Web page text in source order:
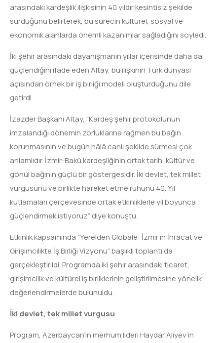
arasındaki kardeşlik ilişkisinin 40 yıldır kesintisiz şekilde
sürdüğünü belirterek, bu sürecin kültürel, sosyal ve
ekonomik alanlarda önemli kazanımlar sağladığını söyledi.
İki şehir arasındaki dayanışmanın yıllar içerisinde daha da
güçlendiğini ifade eden Altay, bu ilişkinin Türk dünyası
açısından örnek bir iş birliği modeli oluşturduğunu dile
getirdi.
İzazder Başkanı Altay, “Kardeş şehir protokolünün
imzalandığı dönemin zorluklarına rağmen bu bağın
korunmasının ve bugün hâlâ canlı şekilde sürmesi çok
anlamlıdır. İzmir-Bakü kardeşliğinin ortak tarih, kültür ve
gönül bağının güçlü bir göstergesidir. İki devlet, tek millet
vurgusunu ve birlikte hareket etme ruhunu 40. Yıl
kutlamaları çerçevesinde ortak etkinliklerle yıl boyunca
güçlendirmek istiyoruz” diye konuştu.
Etkinlik kapsamında “Yerelden Globale: İzmir’in İhracat ve
Girişimcilikte İş Birliği Vizyonu” başlıklı toplantı da
gerçekleştirildi. Programda iki şehir arasındaki ticaret,
girişimcilik ve kültürel iş birliklerinin geliştirilmesine yönelik
değerlendirmelerde bulunuldu.
İki devlet, tek millet vurgusu
Program, Azerbaycan’ın merhum lideri Haydar Aliyev’in